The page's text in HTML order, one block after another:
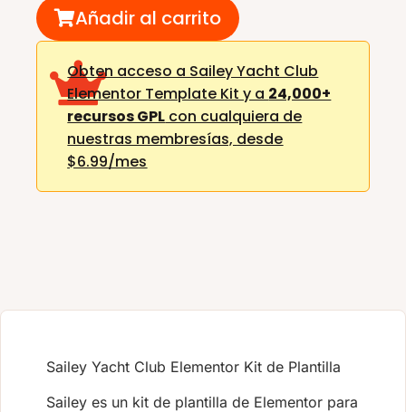
Añadir al carrito
Obten acceso a Sailey Yacht Club
Elementor Template Kit y a 24,000+
recursos GPL con cualquiera de
nuestras membresías, desde
$6.99/mes
Sailey Yacht Club Elementor Kit de Plantilla
Sailey es un kit de plantilla de Elementor para